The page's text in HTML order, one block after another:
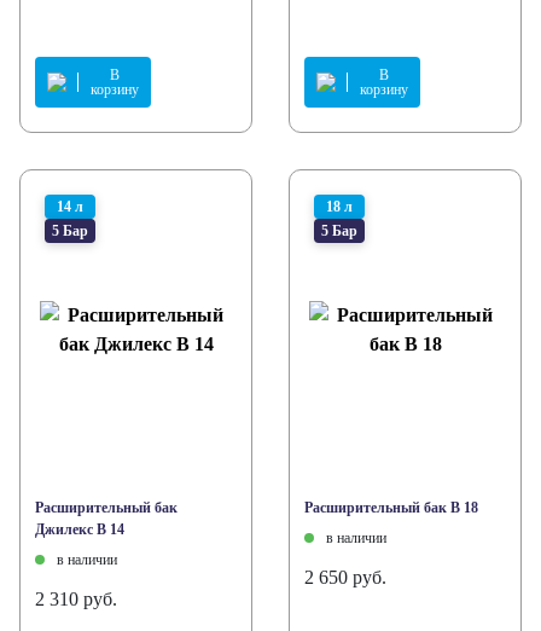
В
корзину
В
корзину
14 л
5 Бар
Расширительный бак
Джилекс В 14
в наличии
2 310 руб.
18 л
5 Бар
Расширительный бак В 18
в наличии
2 650 руб.